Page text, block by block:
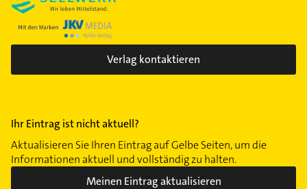
Verlag kontaktieren
Ihr Eintrag ist nicht aktuell?
Aktualisieren Sie Ihren Eintrag auf Gelbe Seiten, um die
Informationen aktuell und vollständig zu halten.
Meinen Eintrag aktualisieren